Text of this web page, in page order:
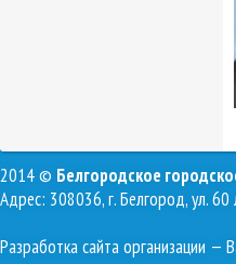
2014 © Белгородское
Адрес: 308036, г. Белгород, ул.
Разработка сайта организации —